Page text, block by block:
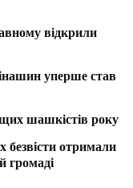
відкрили
уперше став
шашкістів року
безвісти отримали
громаді